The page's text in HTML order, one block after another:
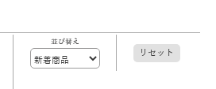
並び替え
リセット